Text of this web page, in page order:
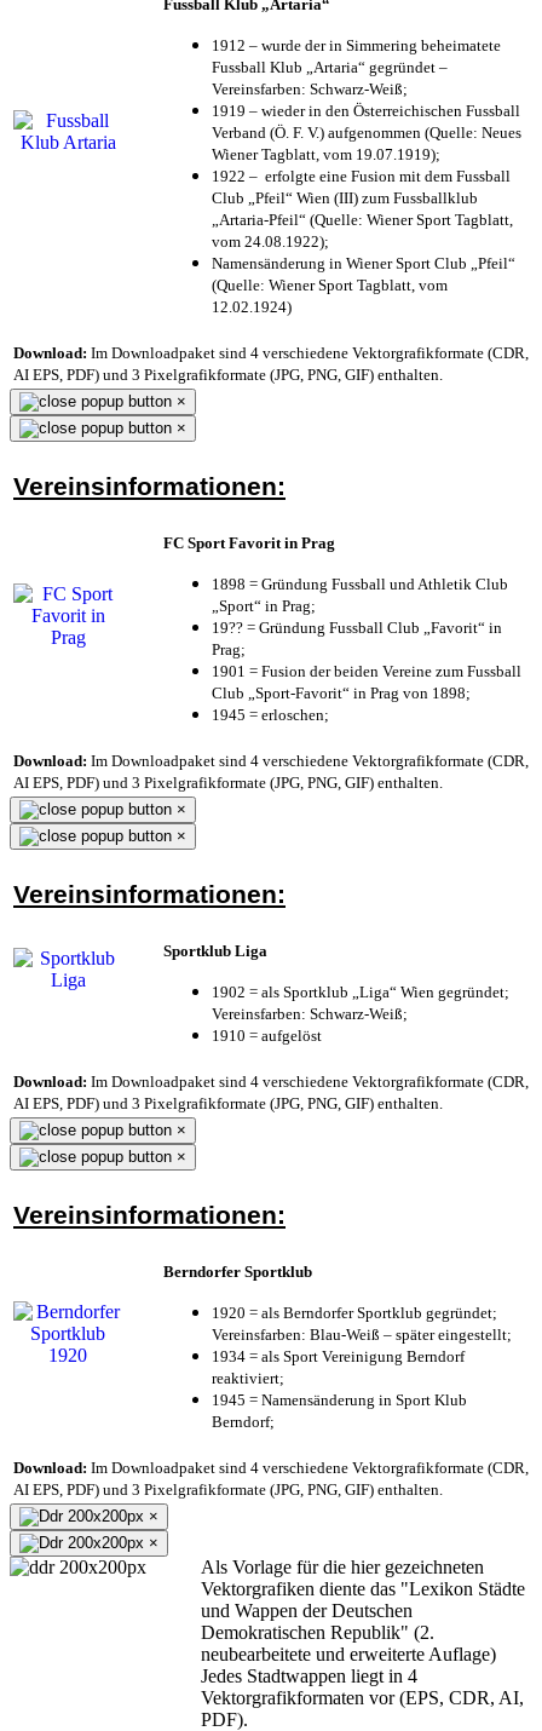
Fussball Klub „Artaria“
1912 – wurde der in Simmering beheimatete
Fussball Klub „Artaria“ gegründet –
Vereinsfarben: Schwarz-Weiß;
1919 – wieder in den Österreichischen Fussball
Verband (Ö. F. V.) aufgenommen (Quelle: Neues
Wiener Tagblatt, vom 19.07.1919);
1922 – erfolgte eine Fusion mit dem Fussball
Club „Pfeil“ Wien (III) zum Fussballklub
„Artaria-Pfeil“ (Quelle: Wiener Sport Tagblatt,
vom 24.08.1922);
Namensänderung in Wiener Sport Club „Pfeil“
(Quelle: Wiener Sport Tagblatt, vom
12.02.1924)
Download: Im Downloadpaket sind 4 verschiedene Vektorgrafikformate (CDR,
AI EPS, PDF) und 3 Pixelgrafikformate (JPG, PNG, GIF) enthalten.
×
×
Vereinsinformationen:
FC Sport Favorit in Prag
1898 = Gründung Fussball und Athletik Club
„Sport“ in Prag;
19?? = Gründung Fussball Club „Favorit“ in
Prag;
1901 = Fusion der beiden Vereine zum Fussball
Club „Sport-Favorit“ in Prag von 1898;
1945 = erloschen;
Download: Im Downloadpaket sind 4 verschiedene Vektorgrafikformate (CDR,
AI EPS, PDF) und 3 Pixelgrafikformate (JPG, PNG, GIF) enthalten.
×
×
Vereinsinformationen:
Sportklub Liga
1902 = als Sportklub „Liga“ Wien gegründet;
Vereinsfarben: Schwarz-Weiß;
1910 = aufgelöst
Download: Im Downloadpaket sind 4 verschiedene Vektorgrafikformate (CDR,
AI EPS, PDF) und 3 Pixelgrafikformate (JPG, PNG, GIF) enthalten.
×
×
Vereinsinformationen:
Berndorfer Sportklub
1920 = als Berndorfer Sportklub gegründet;
Vereinsfarben: Blau-Weiß – später eingestellt;
1934 = als Sport Vereinigung Berndorf
reaktiviert;
1945 = Namensänderung in Sport Klub
Berndorf;
Download: Im Downloadpaket sind 4 verschiedene Vektorgrafikformate (CDR,
AI EPS, PDF) und 3 Pixelgrafikformate (JPG, PNG, GIF) enthalten.
×
×
Als Vorlage für die hier gezeichneten
Vektorgrafiken diente das "Lexikon Städte
und Wappen der Deutschen
Demokratischen Republik" (2.
neubearbeitete und erweiterte Auflage)
Jedes Stadtwappen liegt in 4
Vektorgrafikformaten vor (EPS, CDR, AI,
PDF).